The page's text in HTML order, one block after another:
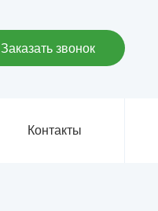
Заказать звонок
Контакты